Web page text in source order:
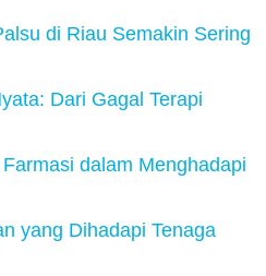
di Riau Semakin Sering
Dari Gagal Terapi
dalam Menghadapi
yang Dihadapi Tenaga